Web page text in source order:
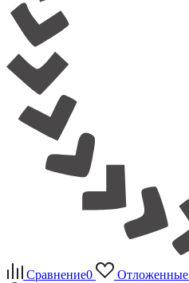
Сравнение0 Отложенные